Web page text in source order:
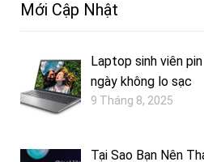
Mới Cập Nhật
Laptop sinh viên
ngày không lo sạc
9 Tháng 8, 2025
Tại Sao Bạn Nên